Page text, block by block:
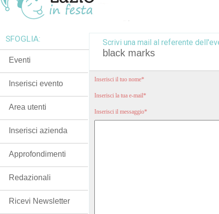
Scrivi una mail al referente
black marks
Inserisci il tuo nome*
Inserisci la tua e-mail*
Inserisci il messaggio*
SFOGLIA:
Eventi
Inserisci evento
Area utenti
Inserisci azienda
Approfondimenti
Redazionali
Ricevi Newsletter